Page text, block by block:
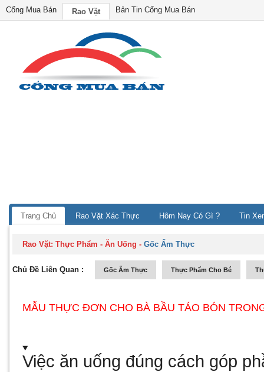
Cổng Mua Bán Rao Vặt Bản Tin Cổng Mua Bán
Trang Chủ Rao Vặt Xác Thực Hôm Nay Có Gì ? Tin
Rao Vặt:Thực Phẩm - Ăn Uống -Gốc Ẩm Thực
Chủ Đề Liên Quan : Gốc Ẩm Thực Thực Phẩm Cho Bé
MẪU THỰC ĐƠN CHO BÀ BẦU TÁO BÓN
Việc ăn uống đúng cách góp